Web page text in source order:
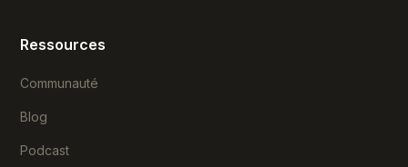
Ressources
Communauté
Blog
Podcast